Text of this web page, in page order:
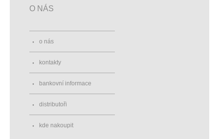
O NÁS
o nás
kontakty
bankovní informace
distributoři
kde nakoupit